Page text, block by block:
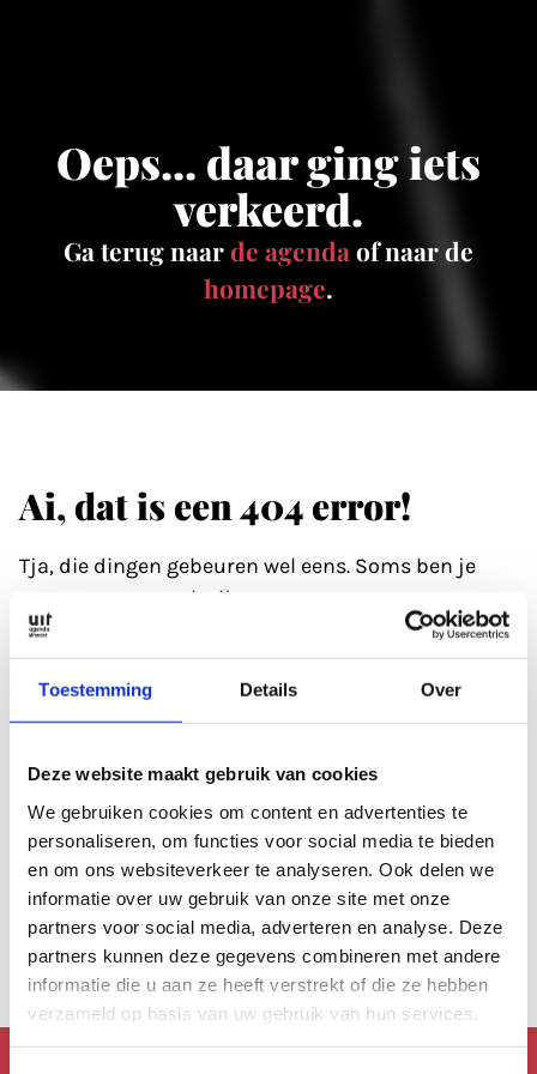
Toestemming Details Over
Deze website maakt gebruik van cookies
We gebruiken cookies om content en advertenties te
personaliseren, om functies voor social media te bieden
en om ons websiteverkeer te analyseren. Ook delen we
informatie over uw gebruik van onze site met onze
partners voor social media, adverteren en analyse. Deze
partners kunnen deze gegevens combineren met andere
informatie die u aan ze heeft verstrekt of die ze hebben
verzameld op basis van uw gebruik van hun services.
Oeps... daar ging iets
verkeerd.
Ga terug naarde agenda of naar de
homepage.
Ai, dat is een 404 error!
Tja, die dingen gebeuren wel eens. Soms ben je
gewoon even wat kwijt.
even een 'hickup'.
Anders kan je altijd even de zoekfunctie proberen?
Ofbekijk de agenda , die is altijd wel goed gevuld.
Of lees een artikel uitons archief.
Anders kan je altijd terug naar dehomepage.